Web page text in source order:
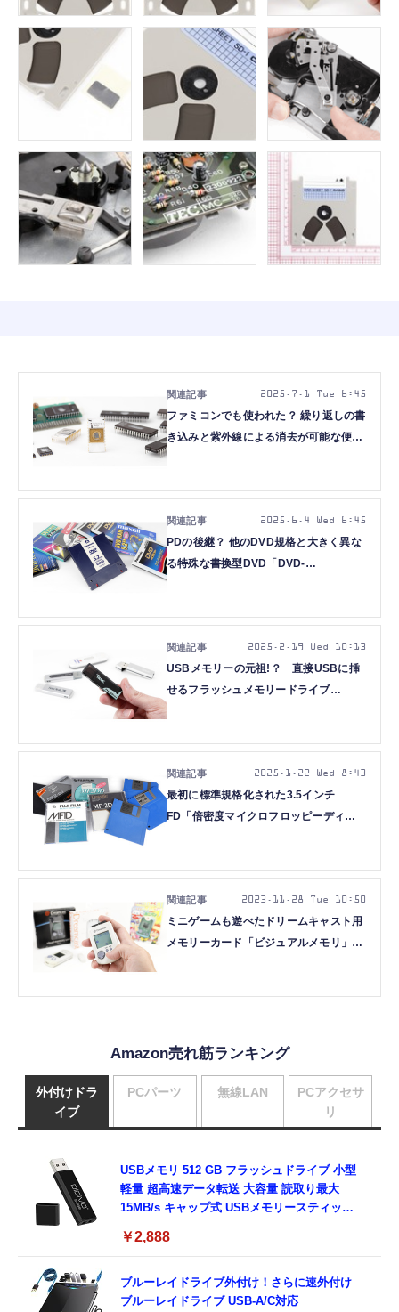
ファミコンでも使われた？ 繰り返しの書
き込みと紫外線による消去が可能な便利
File044
2025.7.1 Tue 6:45
PDの後継？ 他のDVD規格と大きく異な
る特殊な書換型DVD「DVD-
2025.6.4 Wed 6:45
USBメモリーの元祖!？ 直接USBに挿
せるフラッシュメモリードライブ
2025.2.19 Wed 10:13
最初に標準規格化された3.5インチ
FD「倍密度マイクロフロッピーディス
2025.1.22 Wed 8:43
ミニゲームも遊べたドリームキャスト用
メモリーカード「ビジュアルメモリ」
2023.11.28 Tue 10:50
Amazon売れ筋ランキング
外付けドラ
イブ
USBメモリ 512 GB フラッシュドライブ 小型
軽量 超高速データ転送 大容量 読取り最大
15MB/s キャップ式 USBメモリースティック
￥2,888
ブルーレイドライブ外付け！さらに速外付け
ブルーレイドライブ USB-A/C対応
PCパーツ 無線LAN
PCアクセサ
リ